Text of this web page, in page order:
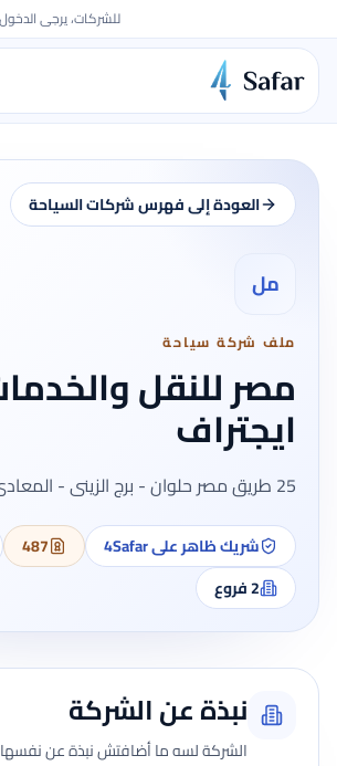
للشركات، يرجى
العودة إلى فهرس شركات السياحة
مل
ملف شركة سياحة
مصر للنقل
ايجتراف
25 طريق مصر حلوان - برج الزينى - المعادى
شريك ظاهر على 4Safar 487
2فروع
نبذة عن الشركة
الشركة لسه ما أضافتش نبذة عن